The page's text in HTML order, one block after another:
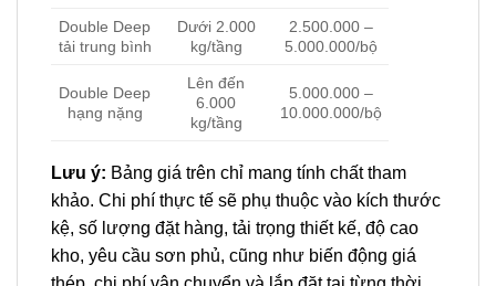
Double Deep
tải trung bình
Dưới 2.000
kg/tầng
2.500.000 –
5.000.000/bộ
Double Deep
hạng nặng
Lên đến
6.000
kg/tầng
5.000.000 –
10.000.000/bộ
Lưu ý: Bảng giá trên chỉ mang tính chất tham
khảo. Chi phí thực tế sẽ phụ thuộc vào kích thước
kệ, số lượng đặt hàng, tải trọng thiết kế, độ cao
kho, yêu cầu sơn phủ, cũng như biến động giá